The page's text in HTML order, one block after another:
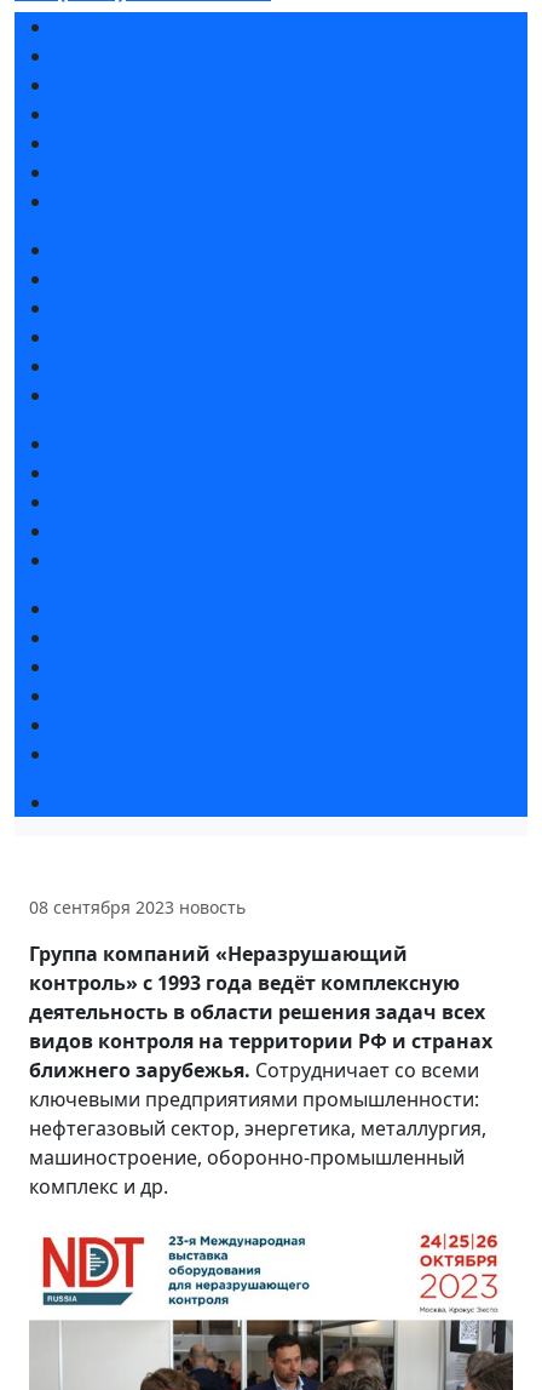
08 сентября 2023 новость
Группа компаний «Неразрушающий
контроль» с 1993 года ведёт комплексную
деятельность в области решения задач всех
видов контроля на территории РФ и странах
ближнего зарубежья. Сотрудничает со всеми
ключевыми предприятиями промышленности:
нефтегазовый сектор, энергетика, металлургия,
машиностроение, оборонно-промышленный
комплекс и др.